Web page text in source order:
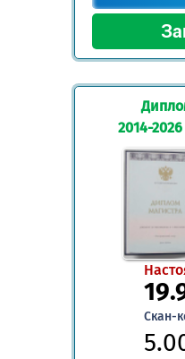
2014-
Скан-